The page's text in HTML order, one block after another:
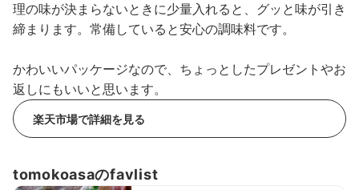
理の味が決まらないときに少量入れると、グッと味が引き
締まります。常備していると安心の調味料です。
かわいいパッケージなので、ちょっとしたプレゼントやお
返しにもいいと思います。
楽天市場で詳細を見る
tomokoasaのfavlist